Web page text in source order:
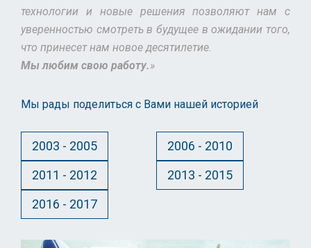
технологии и новые решения позволяют нам с
уверенностью смотреть в будущее в ожидании того,
что принесет нам новое десятилетие.
Мы любим свою работу.»
Мы рады поделиться с Вами нашей историей
2003 - 2005
2006 - 2010
2011 - 2012
2013 - 2015
2016 - 2017